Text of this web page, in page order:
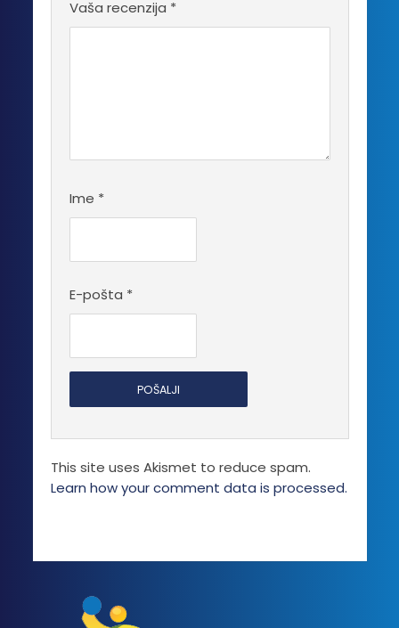
Vaša recenzija *
Ime *
E-pošta *
This site uses Akismet to reduce spam.
Learn how your comment data is processed.